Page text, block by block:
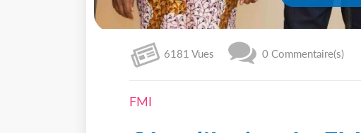
6181 Vues 0 Commentaire(s)
FMI